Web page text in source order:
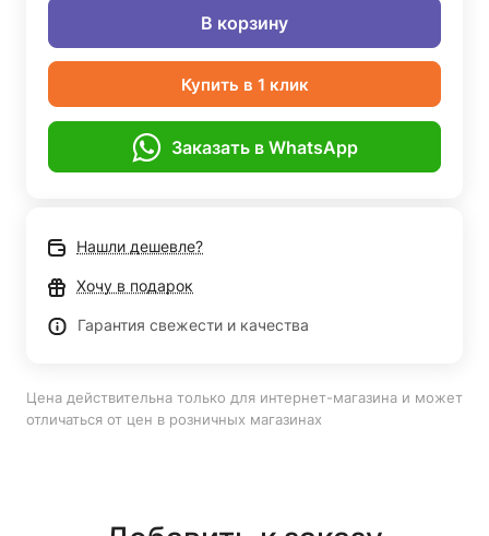
В корзину
Купить в 1 клик
Заказать в WhatsApp
Нашли дешевле?
Хочу в подарок
Гарантия свежести и качества
Цена действительна только для интернет-магазина и может
отличаться от цен в розничных магазинах